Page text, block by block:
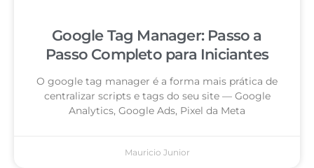
Google Tag Manager: Passo a
Passo Completo para Iniciantes
O google tag manager é a forma mais prática de
centralizar scripts e tags do seu site — Google
Analytics, Google Ads, Pixel da Meta
Mauricio Junior